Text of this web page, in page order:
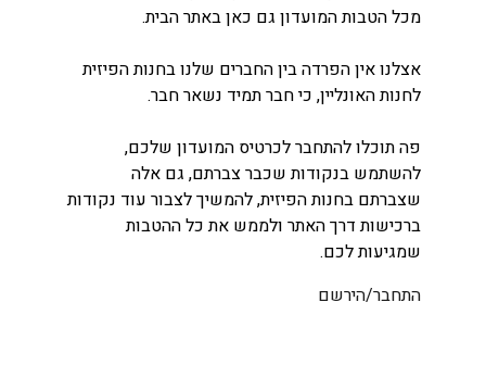
מכל הטבות המועדון גם כאן באתר הבית.
אצלנו אין הפרדה בין החברים שלנו בחנות הפיזית
לחנות האונליין, כי חבר תמיד נשאר חבר.
פה תוכלו להתחבר לכרטיס המועדון שלכם,
להשתמש בנקודות שכבר צברתם, גם אלה
שצברתם בחנות הפיזית, להמשיך לצבור עוד נקודות
ברכישות דרך האתר ולממש את כל ההטבות
שמגיעות לכם.
התחבר/הירשם